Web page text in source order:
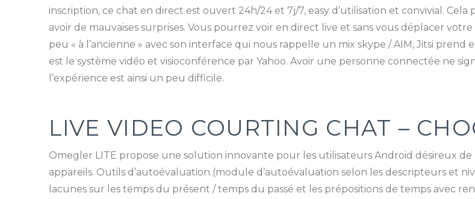
inscription, ce chat en direct est ouvert 24h/24 et 7j/7, easy d’utilisation et convivial.
avoir de mauvaises surprises. Vous pourrez voir en direct live et sans vous déplacer
peu « à l’ancienne » avec son interface qui nous rappelle un mix skype / AIM, Jitsi prend
est le système vidéo et visioconférence par Yahoo. Avoir une personne connectée ne
l’expérience est ainsi un peu difficile.
LIVE VIDEO COURTING CHAT –
Omegler LITE propose une solution innovante pour les utilisateurs Android désireux
appareils. Outils d’autoévaluation (module d’autoévaluation selon les descripteurs et
lacunes sur les temps du présent / temps du passé et les prépositions de temps avec